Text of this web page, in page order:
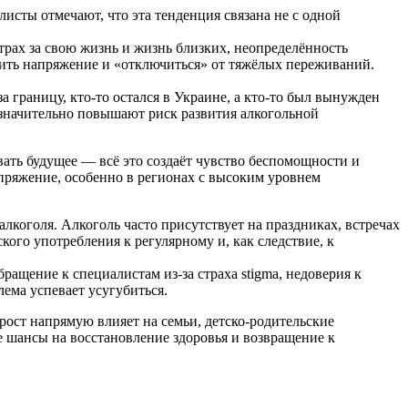
отмечают, что эта тенденция связана не с одной
за свою жизнь и жизнь близких, неопределённость
напряжение и «отключиться» от тяжёлых переживаний.
кто-то остался в Украине, а кто-то был вынужден
повышают риск развития алкогольной
будущее — всё это создаёт чувство беспомощности и
особенно в регионах с высоким уровнем
Алкоголь часто присутствует на праздниках, встречах
употребления к регулярному и, как следствие, к
к специалистам из-за страха stigma, недоверия к
успевает усугубиться.
напрямую влияет на семьи, детско-родительские
на восстановление здоровья и возвращение к